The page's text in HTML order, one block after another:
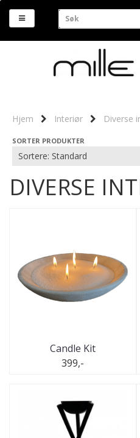
Hjem Interiør Diverse
SORTER PRODUKTER
DIVERSE
Candle Kit
399,-